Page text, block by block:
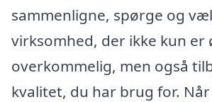
sammenligne, spørge og
virksomhed, der ikke kun er
overkommelig, men også
kvalitet, du har brug for.